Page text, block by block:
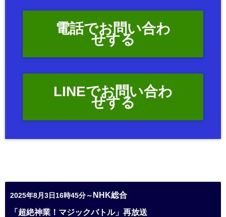
電話でお問い合わ
せする
LINEでお問い合わ
せする
2025年8月3日16時45分～ NHK総合
「超絶神業！マジックバトル」再放送